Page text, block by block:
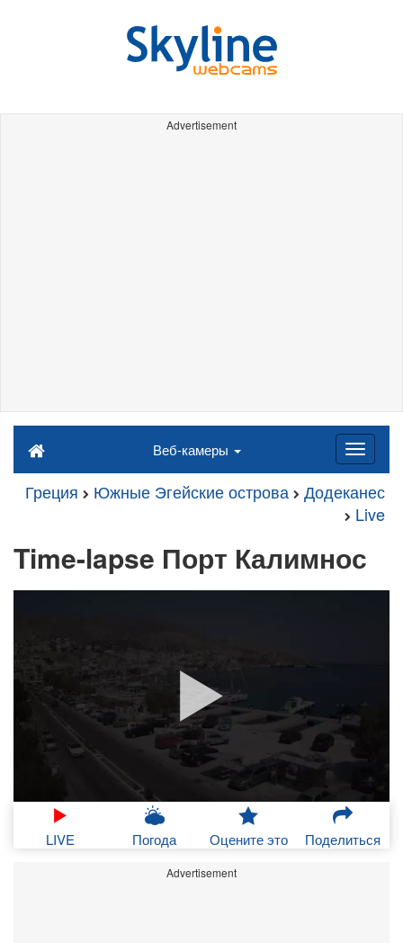
Advertisement
Веб-камеры
Греция Южные Эгейские острова
Додеканес
Live
Time-lapse Порт Калимнос
LIVE Погода Оцените это Поделиться
Advertisement